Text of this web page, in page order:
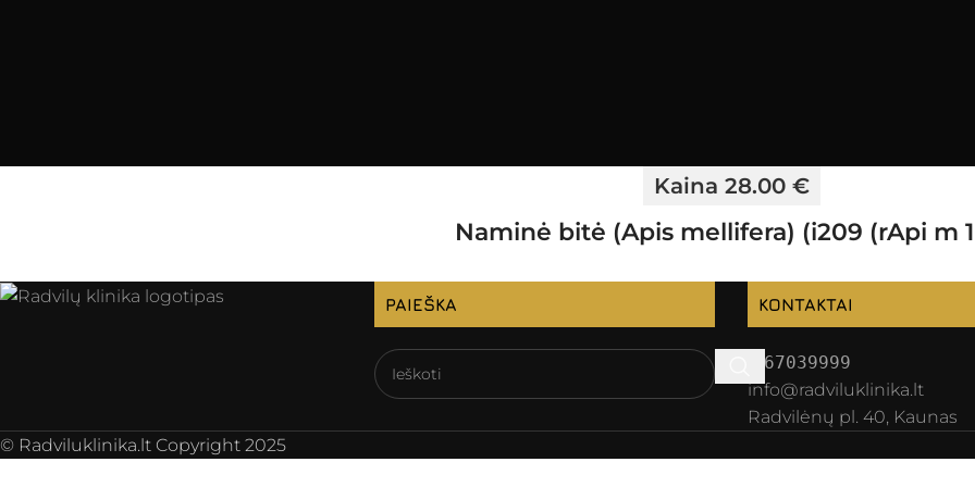
Kaina 28.00 €
Naminė bitė (Apis mellifera) (i209 (rApi m
PAIEŠKA KONTAKTAI
067039999
info@radviluklinika.lt
Radvilėnų pl. 40, Kaunas
© Radviluklinika.lt Copyright 2025